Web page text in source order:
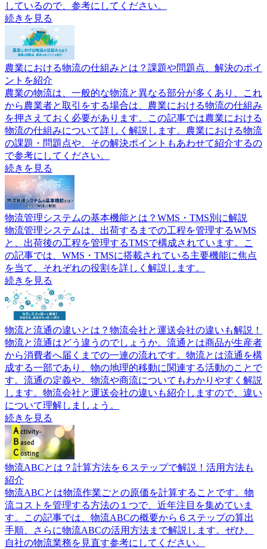
しているので、参考にしてください。
続きを見る
農業における物流の仕組みとは？課題や問題点、解決のポイ
ントを紹介
農業の物流は、一般的な物流と異なる部分が多くあり、これ
から農業者と取引をする場合は、農業における物流の仕組み
を押さえておく必要があります。この記事では農業における
物流の仕組みについて詳しく解説します。農業における物流
の課題・問題点や、その解決ポイントもあわせて紹介するの
で参考にしてください。
続きを見る
物流管理システムの基本機能とは？WMS・TMS別に解説
物流管理システムは、出荷するまでの工程を管理するWMS
と、出荷後の工程を管理するTMSで構成されています。こ
の記事では、WMS・TMSに搭載されている主要機能に焦点
を当て、それぞれの役割を詳しく解説します。
続きを見る
物流と流通の違いとは？物流会社と運送会社の違いも解説！
物流と流通はどう違うのでしょうか。流通とは商品が生産者
から消費者へ届くまでの一連の流れです。物流とは流通を構
成する一部であり、物の地理的移動に関連する活動のことで
す。流通の定義や、物流や商流についてもわかりやすく解説
します。物流会社と運送会社の違いも紹介しますので、違い
について理解しましょう。
続きを見る
物流ABCとは？計算方法を６ステップで解説！活用方法も
紹介
物流ABCとは物流作業ごとの原価を計算することです。物
流コストを管理する方法の１つで、近年注目を集めていま
す。この記事では、物流ABCの概要から６ステップの算出
手順、さらに物流ABCの活用方法まで解説します。ぜひ、
自社の物流業務を見直す参考にしてください。